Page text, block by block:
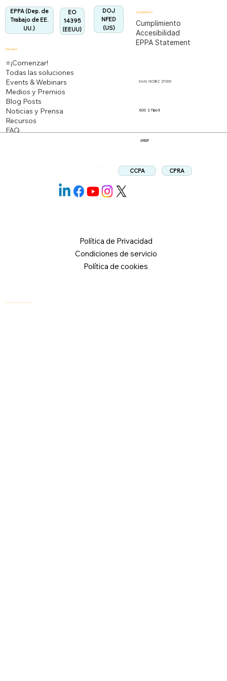
EO
14395
(EEUU)
EPPA (Dep. de
Trabajo de EE.
UU.)
DOJ
NFED
(US)
Descubrir
⭐¡Comenzar!
Todas las soluciones
Events & Webinars
Medios y Premios
Blog Posts
Noticias y Prensa
Recursos
FAQ
Cumplimiento
Cumplimiento
Accesibilidad
EPPA Statement
Serie ISO/IEC 27000
Política de Privacidad
Condiciones de servicio
Política de cookies
SOC 2 Tipo II
GRDP
CCPA CPRA